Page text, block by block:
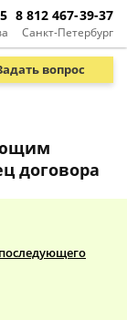
Санкт-Петербург
8 812 467-39-37
вопрос
договора